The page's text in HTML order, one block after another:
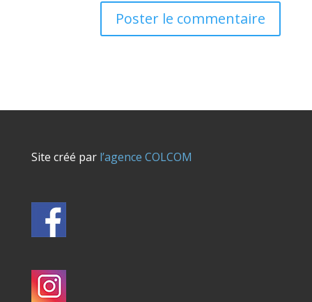
Site créé parl’agence COLCOM